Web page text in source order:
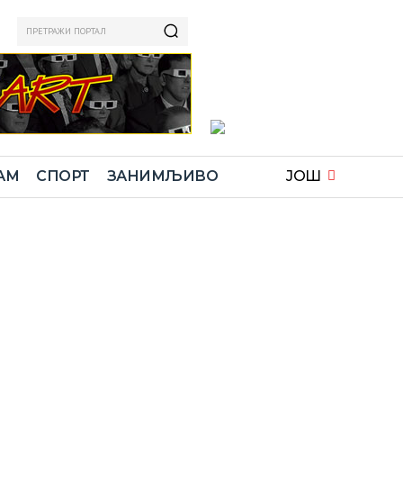
ПРЕТРАЖИ ПОРТАЛ
СПОРТ ЗАНИМЉИВО ЈОШ